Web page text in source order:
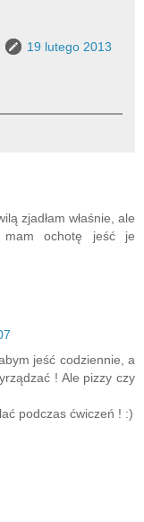
19 lutego 2013
zjadłam właśnie, ale
ochotę jeść je
jeść codziennie, a
! Ale pizzy czy
podczas ćwiczeń ! :)